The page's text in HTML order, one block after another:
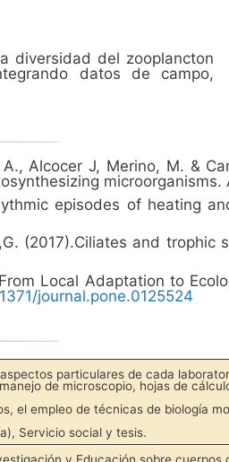
diversidad del zooplancton
datos de campo,
Alcocer J, Merino, M. &
episodes of heating
(2017).Ciliates and
Local Adaptation to
journal.pone.0125524
particulares de cada
de microscopio, hojas de
el empleo de técnicas de biología
Servicio social y tesis.
y Educación sobre